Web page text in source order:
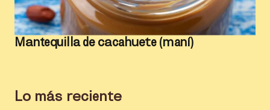
Mantequilla de cacahuete (maní)
Lo más reciente